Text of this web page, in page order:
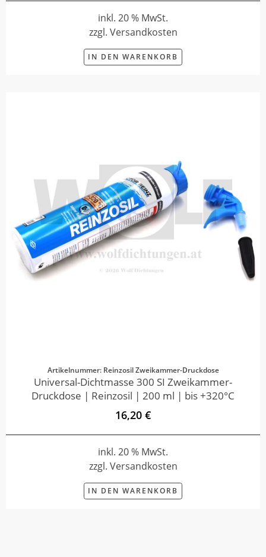
inkl. 20 % MwSt.
zzgl. Versandkosten
IN DEN WARENKORB
Artikelnummer: Reinzosil Zweikammer-Druckdose
Universal-Dichtmasse 300 SI Zweikammer-
Druckdose | Reinzosil | 200 ml | bis +320°C
16,20 €
inkl. 20 % MwSt.
zzgl. Versandkosten
IN DEN WARENKORB